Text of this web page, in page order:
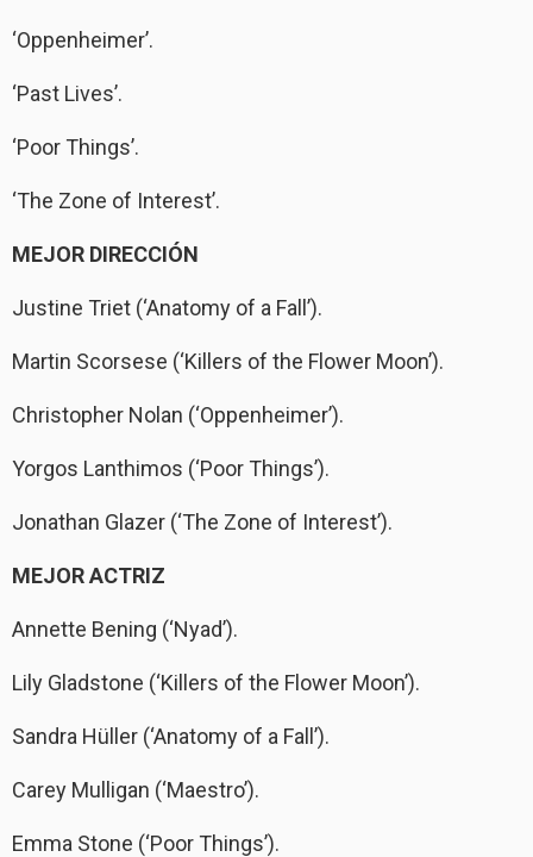
‘Oppenheimer’.
‘Past Lives’.
‘Poor Things’.
‘The Zone of Interest’.
MEJOR DIRECCIÓN
Justine Triet (‘Anatomy of a Fall’).
Martin Scorsese (‘Killers of the Flower Moon’).
Christopher Nolan (‘Oppenheimer’).
Yorgos Lanthimos (‘Poor Things’).
Jonathan Glazer (‘The Zone of Interest’).
MEJOR ACTRIZ
Annette Bening (‘Nyad’).
Lily Gladstone (‘Killers of the Flower Moon’).
Sandra Hüller (‘Anatomy of a Fall’).
Carey Mulligan (‘Maestro’).
Emma Stone (‘Poor Things’).